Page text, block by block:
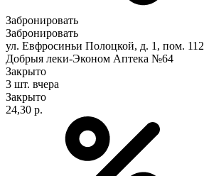
Забронировать
Забронировать
ул. Евфросиньи Полоцкой, д. 1, пом. 112
Добрыя леки-Эконом Аптека №64
Закрыто
3 шт. вчера
Закрыто
24,30 р.